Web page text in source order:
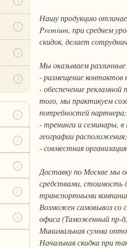
Нашу продукцию
Premium, при среднем
скидок, делает
Мы оказываем
- размещение
- обеспечение рекламной
того, мы практикуем
потребностей партнера;
- тренинги и семинары,
географии расположения;
- совместная
Доставку по Москве мы
средствами, стоимость
транспортными
Возможен самовывоз со
офиса (Таможенный пр-
Минимальная сумма
Начальная скидка при